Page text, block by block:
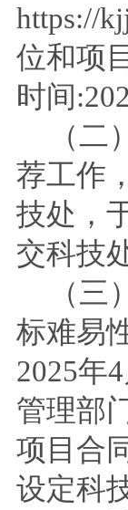
https://
位和项
时间
（
荐工作
技处，
交科技
（
标难易
2025年
管理部
项目合
设定科